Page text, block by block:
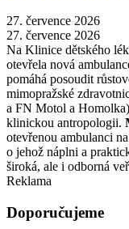
27. července 2026
27. července 2026
Na Klinice dětského
otevřela nová
pomáhá posoudit
mimopražské
a FN Motol a
klinickou antropologii.
otevřenou ambulanci
o jehož náplni a
široká, ale i odborná
Reklama
Doporučujeme